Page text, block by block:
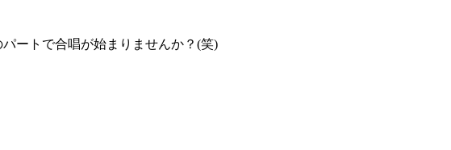
ートで合唱が始まりませんか？(笑)